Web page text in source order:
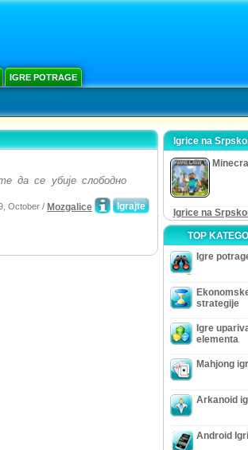
IGRE POTRAGE
да се убије слободно
Igrajte
October / Mozgalice
Igrice na
Igrice na
TOP
Igre
strategije
Igre
elementa
Mahjong
Arkanoid
Android